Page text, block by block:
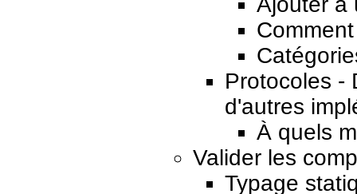
Protocoles -
d'autres
À quels
Valider les
Typage